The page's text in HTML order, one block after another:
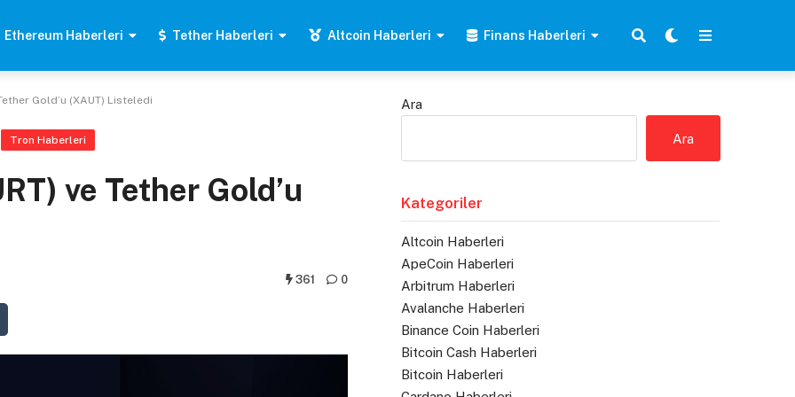
Ethereum Haberleri Tether Haberleri Altcoin Haberleri Finans Haberleri
Gold’u (XAUT) Listeledi
Tron Haberleri
ve Tether Gold’u
361 0
Ara
Ara
Kategoriler
Altcoin Haberleri
ApeCoin Haberleri
Arbitrum Haberleri
Avalanche Haberleri
Binance Coin Haberleri
Bitcoin Cash Haberleri
Bitcoin Haberleri